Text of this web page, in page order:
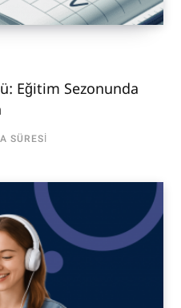
Eğitim Sezonunda
SÜRESI